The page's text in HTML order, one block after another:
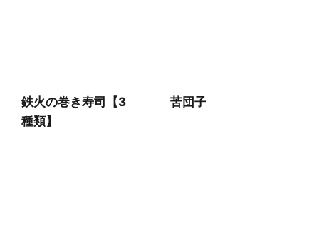
鉄火の巻き寿司【3
種類】
苦団子